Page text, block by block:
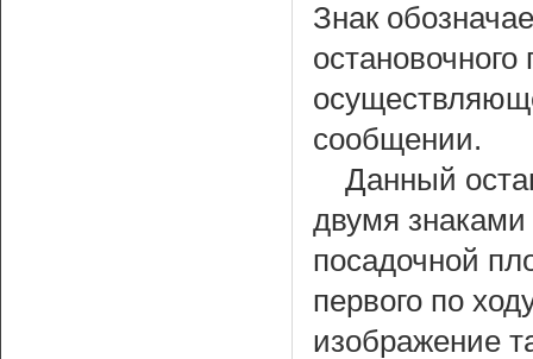
Знак
остановочного
сообщении.
Данный
двумя
посадочной
первого по
изображение